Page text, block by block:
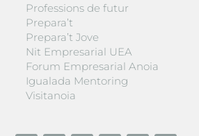
Professions de futur
Prepara’t
Prepara’t Jove
Nit Empresarial UEA
Forum Empresarial Anoia
Igualada Mentoring
Visitanoia